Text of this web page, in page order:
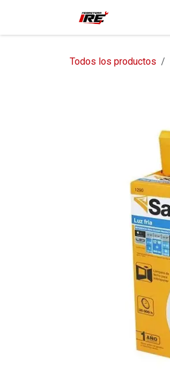
Todos los productos